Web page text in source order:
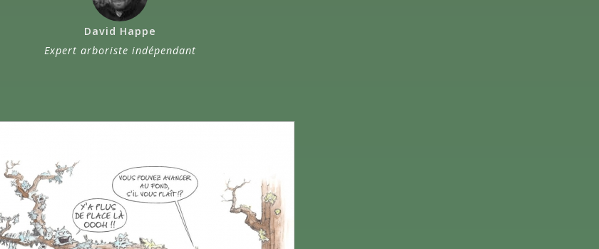
David Happe
Expert arboriste indépendant